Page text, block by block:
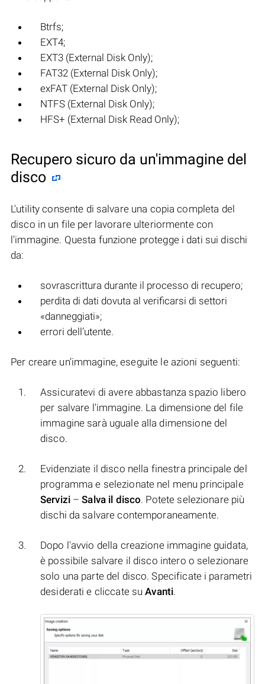
Btrfs;
EXT4;
EXT3 (External Disk Only);
FAT32 (External Disk Only);
exFAT (External Disk Only);
NTFS (External Disk Only);
HFS+ (External Disk Read Only);
Recupero sicuro da un'immagine del
disco
L'utility consente di salvare una copia completa del
disco in un file per lavorare ulteriormente con
l'immagine. Questa funzione protegge i dati sui dischi
da:
sovrascrittura durante il processo di recupero;
perdita di dati dovuta al verificarsi di settori
«danneggiati»;
errori dell’utente.
Per creare un’immagine, eseguite le azioni seguenti:
Assicuratevi di avere abbastanza spazio libero
per salvare l'immagine. La dimensione del file
immagine sarà uguale alla dimensione del
disco.
Evidenziate il disco nella finestra principale del
programma e selezionate nel menu principale
Servizi–Salva il disco. Potete selezionare più
dischi da salvare contemporaneamente.
Dopo l'avvio della creazione immagine guidata,
è possibile salvare il disco intero o selezionare
solo una parte del disco. Specificate i parametri
desiderati e cliccate suAvanti.